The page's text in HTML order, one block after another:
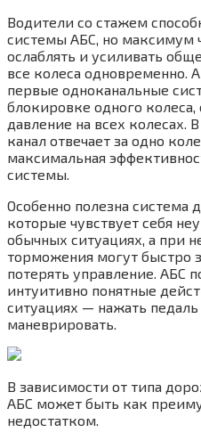
Водители со стажем
системы АБС, но максимум
ослаблять и усиливать
все колеса одновременно.
первые одноканальные
блокировке одного
давление на всех колесах.
канал отвечает за одно
максимальная
системы.
Особенно полезна система
которые чувствует себя
обычных ситуациях, а при
торможения могут быстро
потерять управление. АБС
интуитивно понятные
ситуациях — нажать
маневрировать.
В зависимости от типа
АБС может быть как
недостатком.